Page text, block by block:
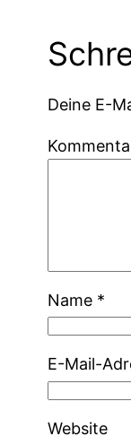
Deine E-
Name *
E-Mail-
Website